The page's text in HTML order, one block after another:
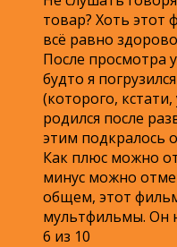
товар? Хоть этот
всё равно
После просмотра
будто я
(которого,
родился после
этим подкралось
Как плюс можно
минус можно
общем, этот
мультфильмы. Он
6 из 10